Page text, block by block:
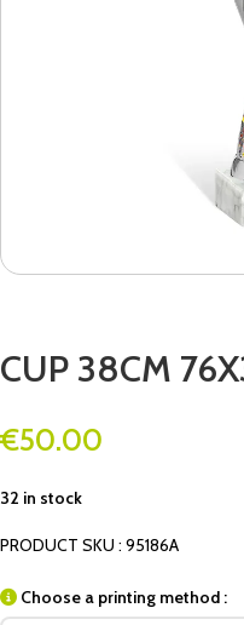
CUP 38CM
€50.00
32 in stock
PRODUCT SKU : 95186A
Choose a printing method :